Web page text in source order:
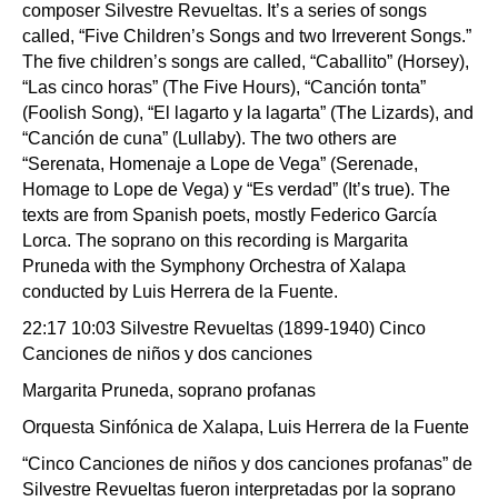
composer Silvestre Revueltas. It’s a series of songs
called, “Five Children’s Songs and two Irreverent Songs.”
The five children’s songs are called, “Caballito” (Horsey),
“Las cinco horas” (The Five Hours), “Canción tonta”
(Foolish Song), “El lagarto y la lagarta” (The Lizards), and
“Canción de cuna” (Lullaby). The two others are
“Serenata, Homenaje a Lope de Vega” (Serenade,
Homage to Lope de Vega) y “Es verdad” (It’s true). The
texts are from Spanish poets, mostly Federico García
Lorca. The soprano on this recording is Margarita
Pruneda with the Symphony Orchestra of Xalapa
conducted by Luis Herrera de la Fuente.
22:17 10:03 Silvestre Revueltas (1899-1940) Cinco
Canciones de niños y dos canciones
Margarita Pruneda, soprano profanas
Orquesta Sinfónica de Xalapa, Luis Herrera de la Fuente
“Cinco Canciones de niños y dos canciones profanas” de
Silvestre Revueltas fueron interpretadas por la soprano